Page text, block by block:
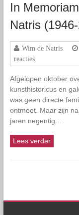
In
Natris
Wim de Natris
reacties
Afgelopen oktober
kunsthistoricus en
was geen directe
ontmoet. Maar zijn
jaren negentig.…
Lees verder